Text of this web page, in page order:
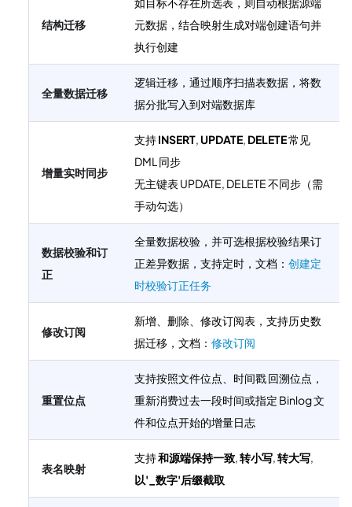
结构迁移
元数据，结合映射生成对端创建语句并
执行创建
全量数据迁移
逻辑迁移，通过顺序扫描表数据，将数
据分批写入到对端数据库
增量实时同步
支持INSERT,UPDATE, DELETE常见
DML 同步
无主键表 UPDATE, DELETE 不同步（需
手动勾选）
数据校验和订
正
全量数据校验，并可选根据校验结果订
正差异数据，支持定时，文档： 创建定
时校验订正任务
修改订阅
新增、删除、修改订阅表，支持历史数
据迁移，文档： 修改订阅
重置位点
支持按照文件位点、时间戳 回溯位点，
重新消费过去一段时间或指定 Binlog 文
件和位点开始的增量日志
表名映射
支持和源端保持一致,转小写,转大写,
以'_数字'后缀截取